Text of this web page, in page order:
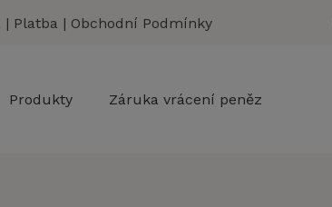
| Platba | Obchodní Podmínky
Produkty Záruka vrácení peněz